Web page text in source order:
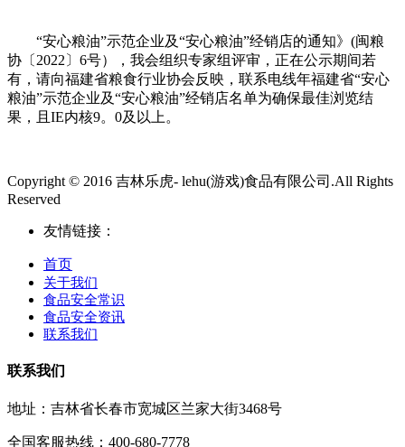
“安心粮油”示范企业及“安心粮油”经销店的通知》(闽粮
协〔2022〕6号），我会组织专家组评审，正在公示期间若
有，请向福建省粮食行业协会反映，联系电线年福建省“安心
粮油”示范企业及“安心粮油”经销店名单为确保最佳浏览结
果，且IE内核9。0及以上。
Copyright © 2016 吉林乐虎- lehu(游戏)食品有限公司.All Rights
Reserved
友情链接：
首页
关于我们
食品安全常识
食品安全资讯
联系我们
联系我们
地址：吉林省长春市宽城区兰家大街3468号
全国客服热线：400-680-7778